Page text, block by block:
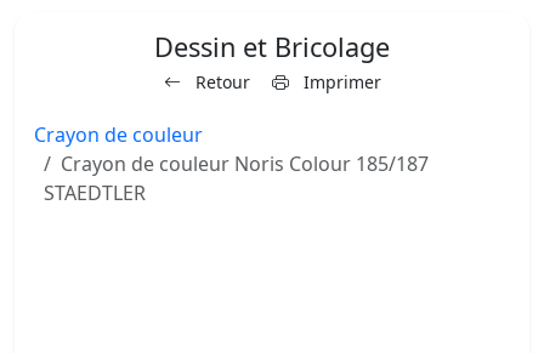
Dessin et Bricolage
Retour Imprimer
Crayon de couleur
Crayon de couleur Noris Colour 185/187
STAEDTLER